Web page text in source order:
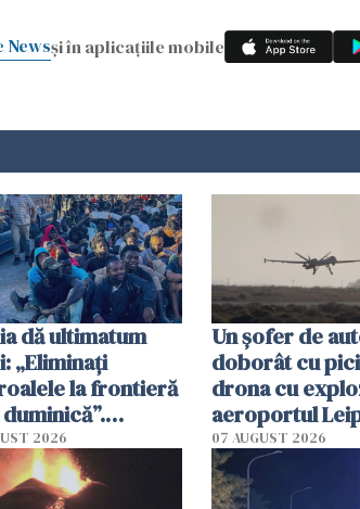
Newsși în aplicațiile mobile
dă ultimatum
„Eliminați
la frontieră
amenință cu
dure
2026
Un șofer de
doborât cu
drona cu
aeroportul
Germania
07 AUGUST 2026